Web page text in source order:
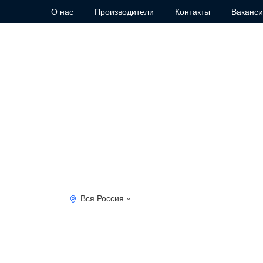
О нас Производители Контакты
Вся Россия